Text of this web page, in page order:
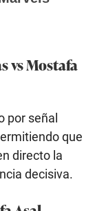
vs Mostafa
por señal
que
directo la
decisiva.